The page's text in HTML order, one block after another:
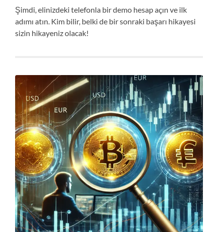
Şimdi, elinizdeki telefonla bir demo hesap açın ve ilk
adımı atın. Kim bilir, belki de bir sonraki başarı hikayesi
sizin hikayeniz olacak!